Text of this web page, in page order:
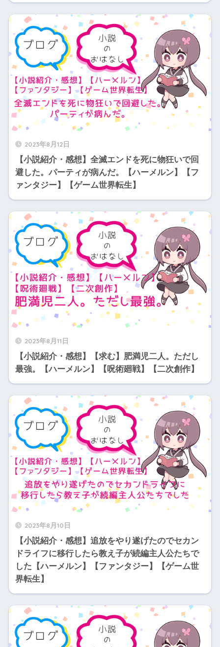
2023年8月12日
【小説紹介・感想】全滅エンドを死に物狂いで回
避した。パーティが病んだ。【ハーメルン】【フ
ァンタジー】【ゲーム世界転生】
2023年8月11日
【小説紹介・感想】【求む】肥満児二人。ただし
最強。【ハーメルン】【呪術廻戦】【二次創作】
2023年8月10日
【小説紹介・感想】追放をやり遂げたのでセカン
ドライフに移行したら教え子が続編主人公たちで
した【ハーメルン】【ファンタジー】【ゲーム世
界転生】